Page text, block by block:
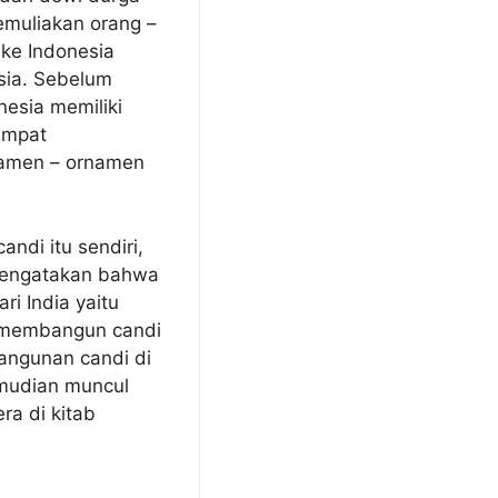
orang –
Indonesia
Sebelum
memiliki
– ornamen
itu sendiri,
bahwa
India yaitu
candi
candi di
muncul
di kitab